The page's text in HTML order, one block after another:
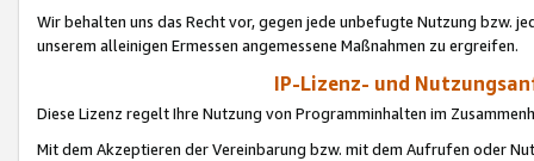
Wir behalten uns das Recht vor, gegen jede unbefugte Nutzung bzw.
unserem alleinigen Ermessen angemessene Maßnahmen zu ergreifen.
IP-Lizenz- und
Diese Lizenz regelt Ihre Nutzung von Programminhalten im
Mit dem Akzeptieren der Vereinbarung bzw. mit dem Aufrufen oder